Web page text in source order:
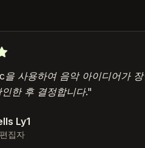
사용하여 음악 아이디어가 장면
후 결정합니다."
Ly1
자